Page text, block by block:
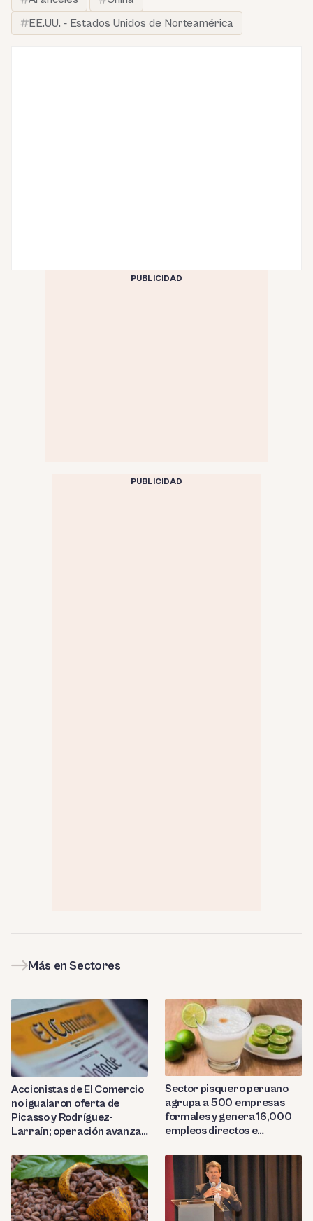
EE.UU. - Estados Unidos de Norteamérica
PUBLICIDAD
PUBLICIDAD
Más en Sectores
Accionistas de El Comercio
no igualaron oferta de
Picasso y Rodríguez-
Larraín; operación avanza
Sector pisquero peruano
agrupa a 500 empresas
formales y genera 16,000
empleos directos e